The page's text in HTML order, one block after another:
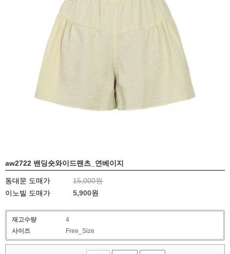
aw2722 밴딩숏와이드팬츠_연베이지
동대문 도매가
15,000원
이노빌 도매가
5,900원
재고수량
4
사이즈
Free_Size